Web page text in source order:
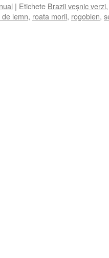
| Etichete Brazii veșnic verzi
lemn, roata morii, rogoblen,